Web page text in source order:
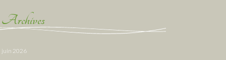
Archives
juin 2026